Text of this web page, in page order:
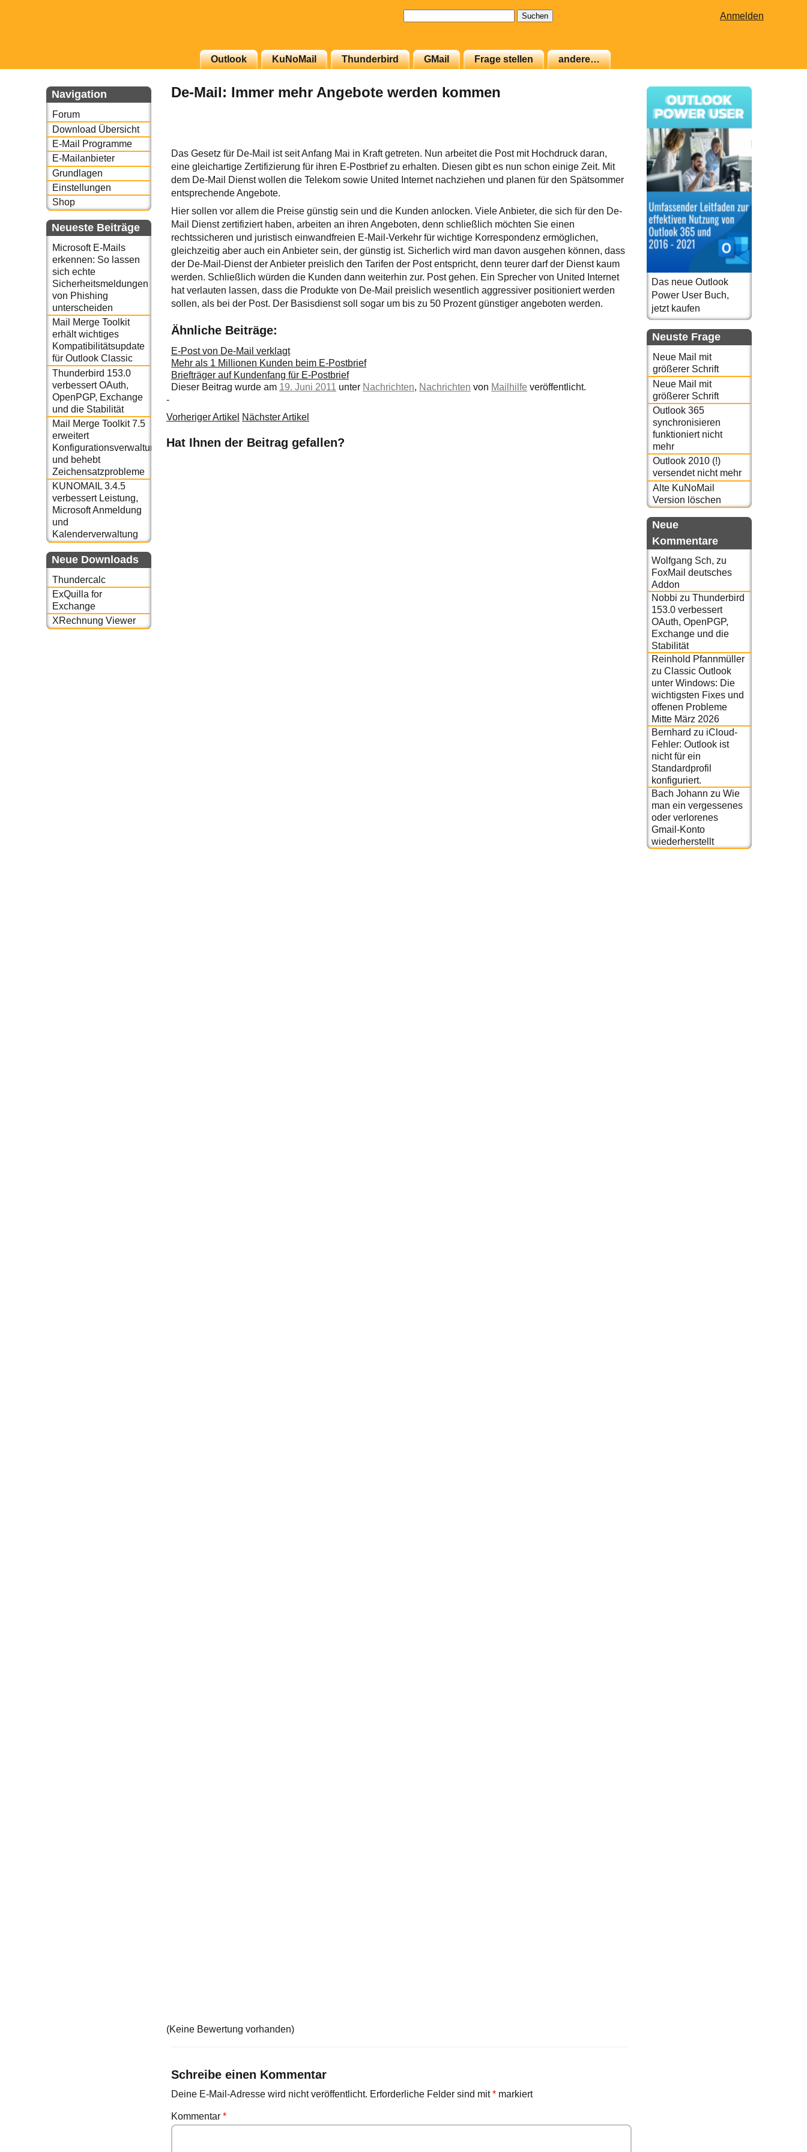
Anmelden
Outlook KuNoMail Thunderbird GMail Frage stellen andere…
Navigation
Forum
Download Übersicht
E-Mail Programme
E-Mailanbieter
Grundlagen
Einstellungen
Shop
Neueste Beiträge
Microsoft E-Mails
erkennen: So lassen
sich echte
Sicherheitsmeldungen
von Phishing
unterscheiden
Mail Merge Toolkit
erhält wichtiges
Kompatibilitätsupdate
für Outlook Classic
Thunderbird 153.0
verbessert OAuth,
OpenPGP, Exchange
und die Stabilität
Mail Merge Toolkit 7.5
erweitert
Konfigurationsverwaltung
und behebt
Zeichensatzprobleme
KUNOMAIL 3.4.5
verbessert Leistung,
Microsoft Anmeldung
und
Kalenderverwaltung
Neue Downloads
Thundercalc
ExQuilla for
Exchange
XRechnung Viewer
De-Mail: Immer mehr Angebote werden kommen
Das Gesetz für De-Mail ist seit Anfang Mai in Kraft getreten. Nun arbeitet die Post mit Hochdruck daran,
eine gleichartige Zertifizierung für ihren E-Postbrief zu erhalten. Diesen gibt es nun schon einige Zeit. Mit
dem De-Mail Dienst wollen die Telekom sowie United Internet nachziehen und planen für den Spätsommer
entsprechende Angebote.
Hier sollen vor allem die Preise günstig sein und die Kunden anlocken. Viele Anbieter, die sich für den De-
Mail Dienst zertifiziert haben, arbeiten an ihren Angeboten, denn schließlich möchten Sie einen
rechtssicheren und juristisch einwandfreien E-Mail-Verkehr für wichtige Korrespondenz ermöglichen,
gleichzeitig aber auch ein Anbieter sein, der günstig ist. Sicherlich wird man davon ausgehen können, dass
der De-Mail-Dienst der Anbieter preislich den Tarifen der Post entspricht, denn teurer darf der Dienst kaum
werden. Schließlich würden die Kunden dann weiterhin zur. Post gehen. Ein Sprecher von United Internet
hat verlauten lassen, dass die Produkte von De-Mail preislich wesentlich aggressiver positioniert werden
sollen, als bei der Post. Der Basisdienst soll sogar um bis zu 50 Prozent günstiger angeboten werden.
Ähnliche Beiträge:
E-Post von De-Mail verklagt
Mehr als 1 Millionen Kunden beim E-Postbrief
Briefträger auf Kundenfang für E-Postbrief
Dieser Beitrag wurde am 19. Juni 2011 unter Nachrichten, Nachrichten von Mailhilfe veröffentlicht.
-
Vorheriger Artikel Nächster Artikel
Hat Ihnen der Beitrag gefallen?
(Keine Bewertung vorhanden)
Schreibe einen Kommentar
Deine E-Mail-Adresse wird nicht veröffentlicht. Erforderliche Felder sind mit* markiert
Kommentar*
Das neue Outlook
Power User Buch,
jetzt kaufen
Neuste Frage
Neue Mail mit
größerer Schrift
Neue Mail mit
größerer Schrift
Outlook 365
synchronisieren
funktioniert nicht
mehr
Outlook 2010 (!)
versendet nicht mehr
Alte KuNoMail
Version löschen
Neue
Kommentare
Wolfgang Sch, zu
FoxMail deutsches
Addon
Nobbi zu Thunderbird
153.0 verbessert
OAuth, OpenPGP,
Exchange und die
Stabilität
Reinhold Pfannmüller
zu Classic Outlook
unter Windows: Die
wichtigsten Fixes und
offenen Probleme
Mitte März 2026
Bernhard zu iCloud-
Fehler: Outlook ist
nicht für ein
Standardprofil
konfiguriert.
Bach Johann zu Wie
man ein vergessenes
oder verlorenes
Gmail-Konto
wiederherstellt
oder auch